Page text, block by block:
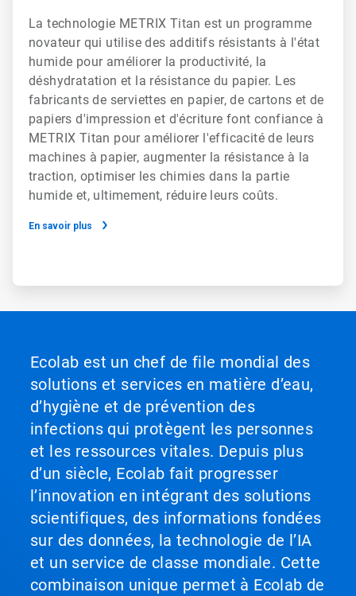
La technologie METRIX Titan est un programme
novateur qui utilise des additifs résistants à l'état
humide pour améliorer la productivité, la
déshydratation et la résistance du papier. Les
fabricants de serviettes en papier, de cartons et de
papiers d'impression et d'écriture font confiance à
METRIX Titan pour améliorer l'efficacité de leurs
machines à papier, augmenter la résistance à la
traction, optimiser les chimies dans la partie
humide et, ultimement, réduire leurs coûts.
En savoir plus
Ecolab est un chef de file mondial des
solutions et services en matière d’eau,
d’hygiène et de prévention des
infections qui protègent les personnes
et les ressources vitales. Depuis plus
d’un siècle, Ecolab fait progresser
l’innovation en intégrant des solutions
scientifiques, des informations fondées
sur des données, la technologie de l’IA
et un service de classe mondiale. Cette
combinaison unique permet à Ecolab de